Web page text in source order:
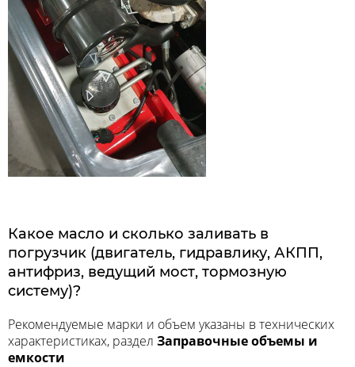
Какое масло и сколько заливать в
погрузчик (двигатель, гидравлику, АКПП,
антифриз, ведущий мост, тормозную
систему)?
Рекомендуемые марки и объем указаны в технических
характеристиках, раздел Заправочные объемы и
емкости